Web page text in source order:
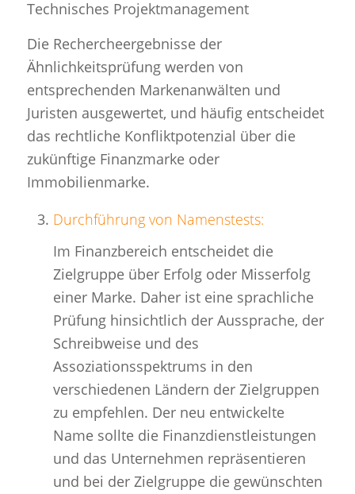
Technisches Projektmanagement
Die Rechercheergebnisse der
Ähnlichkeitsprüfung werden von
entsprechenden Markenanwälten und
Juristen ausgewertet, und häufig entscheidet
das rechtliche Konfliktpotenzial über die
zukünftige Finanzmarke oder
Immobilienmarke.
Durchführung von Namenstests:
Im Finanzbereich entscheidet die
Zielgruppe über Erfolg oder Misserfolg
einer Marke. Daher ist eine sprachliche
Prüfung hinsichtlich der Aussprache, der
Schreibweise und des
Assoziationsspektrums in den
verschiedenen Ländern der Zielgruppen
zu empfehlen. Der neu entwickelte
Name sollte die Finanzdienstleistungen
und das Unternehmen repräsentieren
und bei der Zielgruppe die gewünschten